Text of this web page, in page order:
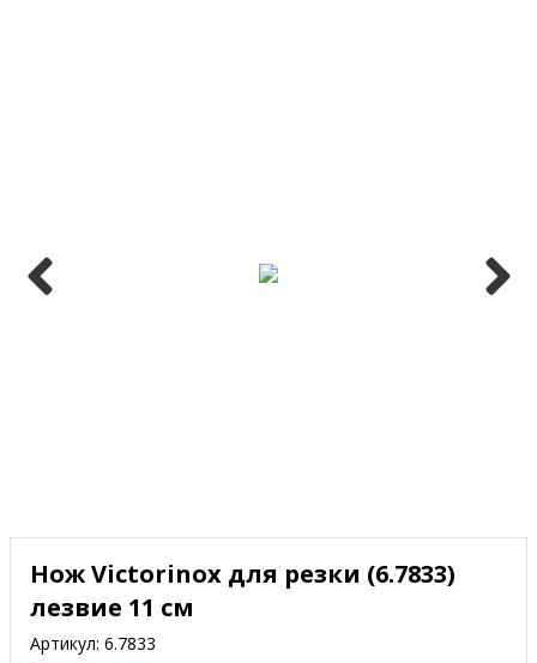
Нож Victorinox для резки (6.7833)
лезвие 11 см
Артикул: 6.7833